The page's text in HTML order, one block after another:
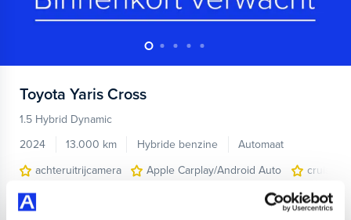
Toyota Yaris Cross
1.5 Hybrid Dynamic
2024
13.000 km Hybride benzine
Automaat
achteruitrijcamera
Apple Carplay/Android Auto
cruise
Kopen
Op aanvraag